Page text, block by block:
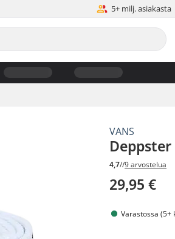
5+ milj. asiakasta
VANS
Deppster
4,7//9 arvostelua
29,95 €
Varastossa (5+